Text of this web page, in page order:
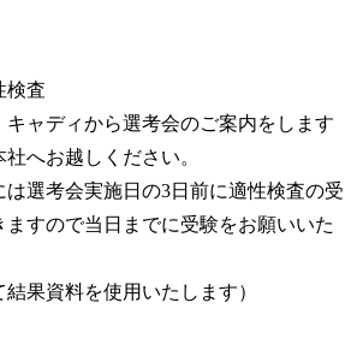
検査
ャディから選考会のご案内をします
へお越しください。
選考会実施日の3日前に適性検査の受
すので当日までに受験をお願いいた
結果資料を使用いたします）